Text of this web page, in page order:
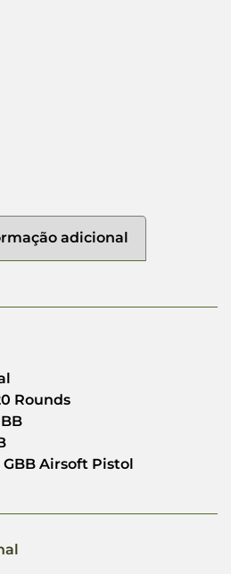
adicional
Rounds
GBB Airsoft Pistol